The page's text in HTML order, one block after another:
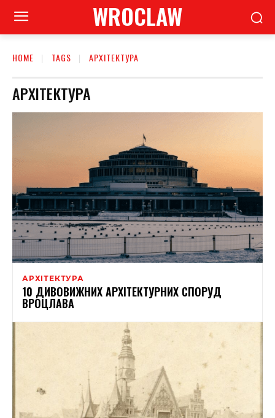
WROCLAW
HOME TAGS АРХІТЕКТУРА
АРХІТЕКТУРА
АРХІТЕКТУРА
10 ДИВОВИЖНИХ АРХІТЕКТУРНИХ СПОРУД
ВРОЦЛАВА